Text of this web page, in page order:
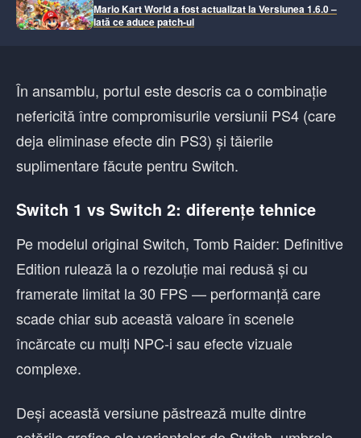
Mario Kart World a fost actualizat la Versiunea 1.6.0 –
Iată ce aduce patch-ul
În ansamblu, portul este descris ca o combinație
nefericită între compromisurile versiunii PS4 (care
deja eliminase efecte din PS3) și tăierile
suplimentare făcute pentru Switch.
Switch 1 vs Switch 2: diferențe tehnice
Pe modelul original Switch, Tomb Raider: Definitive
Edition rulează la o rezoluție mai redusă și cu
framerate limitat la 30 FPS — performanță care
scade chiar sub această valoare în scenele
încărcate cu mulți NPC-i sau efecte vizuale
complexe.
Deși această versiune păstrează multe dintre